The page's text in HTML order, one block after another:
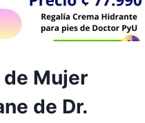
Mujer
de Dr.